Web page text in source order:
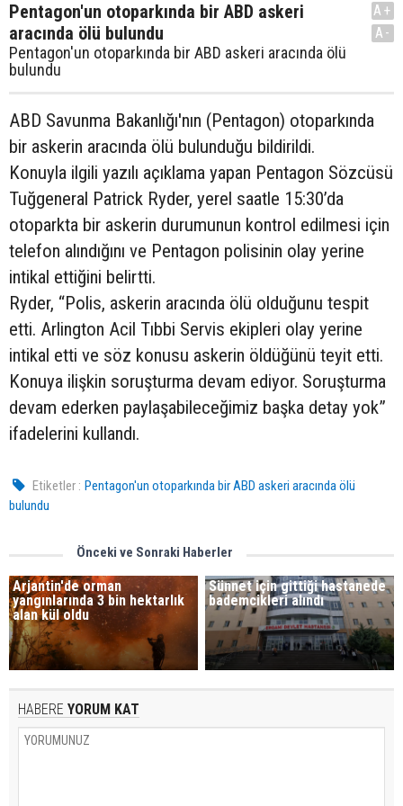
Pentagon'un otoparkında bir ABD askeri
aracında ölü bulundu
Pentagon'un otoparkında bir ABD askeri aracında ölü
bulundu
A+
A-
ABD Savunma Bakanlığı'nın (Pentagon) otoparkında
bir askerin aracında ölü bulunduğu bildirildi.
Konuyla ilgili yazılı açıklama yapan Pentagon Sözcüsü
Tuğgeneral Patrick Ryder, yerel saatle 15:30’da
otoparkta bir askerin durumunun kontrol edilmesi için
telefon alındığını ve Pentagon polisinin olay yerine
intikal ettiğini belirtti.
Ryder, “Polis, askerin aracında ölü olduğunu tespit
etti. Arlington Acil Tıbbi Servis ekipleri olay yerine
intikal etti ve söz konusu askerin öldüğünü teyit etti.
Konuya ilişkin soruşturma devam ediyor. Soruşturma
devam ederken paylaşabileceğimiz başka detay yok”
ifadelerini kullandı.
Etiketler : Pentagon'un otoparkında bir ABD askeri aracında ölü
bulundu
Önceki ve Sonraki Haberler
Arjantin'de orman
yangınlarında 3 bin hektarlık
alan kül oldu
Sünnet için gittiği hastanede
bademcikleri alındı
HABERE YORUM KAT